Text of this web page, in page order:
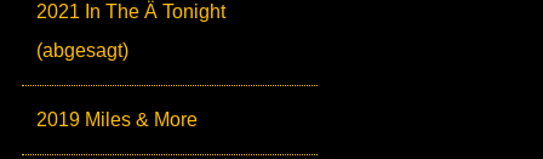
2021 In The Ä Tonight
(abgesagt)
2019 Miles & More